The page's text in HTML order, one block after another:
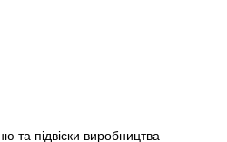
та підвіски виробництва